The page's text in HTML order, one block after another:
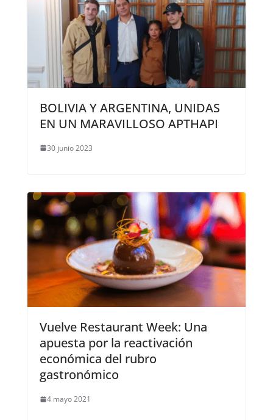
BOLIVIA Y ARGENTINA, UNIDAS
EN UN MARAVILLOSO APTHAPI
30 junio 2023
Vuelve Restaurant Week: Una
apuesta por la reactivación
económica del rubro
gastronómico
4 mayo 2021